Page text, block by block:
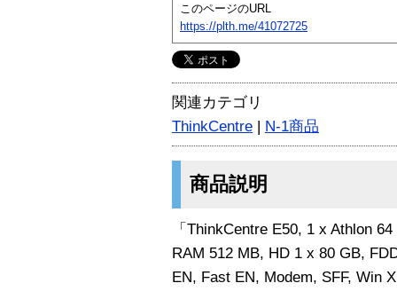
このページのURL
https://plth.me/41072725
関連カテゴリ
ThinkCentre | N-1商品
商品説明
「ThinkCentre E50, 1 x Athlon
RAM 512 MB, HD 1 x 80 GB,
EN, Fast EN, Modem, SFF, Win